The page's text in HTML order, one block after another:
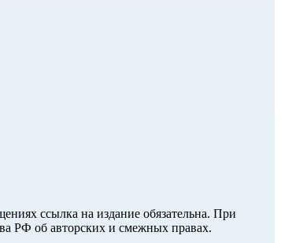
ссылка на издание обязательна. При
РФ об авторских и смежных правах.